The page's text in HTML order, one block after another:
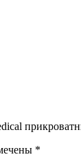
*